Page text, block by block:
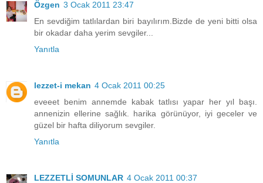
Özgen 3 Ocak 2011 23:47
En sevdiğim tatlılardan biri bayılırım.Bizde de yeni bitti olsa
bir okadar daha yerim sevgiler...
Yanıtla
lezzet-i mekan 4 Ocak 2011 00:25
eveeet benim annemde kabak tatlısı yapar her yıl başı.
annenizin ellerine sağlık. harika görünüyor, iyi geceler ve
güzel bir hafta diliyorum sevgiler.
Yanıtla
LEZZETLİ SOMUNLAR 4 Ocak 2011 00:37